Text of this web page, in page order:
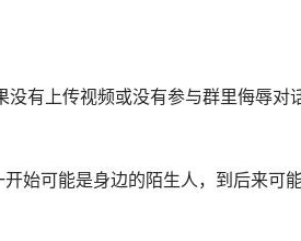
有上传视频或没有参与群里侮辱对
始可能是身边的陌生人，到后来可